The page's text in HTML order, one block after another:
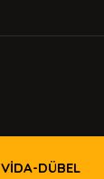
VİDA-DÜBEL